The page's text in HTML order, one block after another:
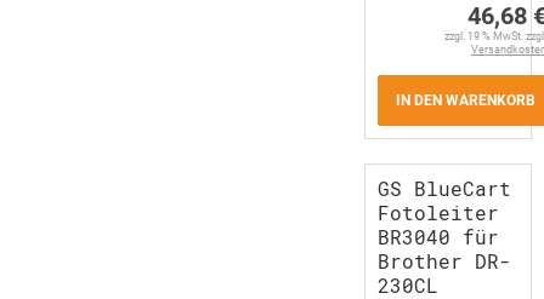
46,68
zzgl. 19 % MwSt.
IN DEN WARENKORB
GS BlueCart
Fotoleiter
BR3040 für
Brother DR-
230CL